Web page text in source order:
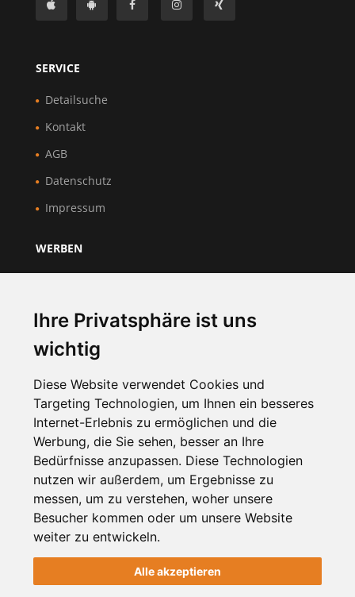
Ihre Privatsphäre ist uns
wichtig
Diese Website verwendet Cookies und
Targeting Technologien, um Ihnen ein besseres
Internet-Erlebnis zu ermöglichen und die
Werbung, die Sie sehen, besser an Ihre
Bedürfnisse anzupassen. Diese Technologien
nutzen wir außerdem, um Ergebnisse zu
messen, um zu verstehen, woher unsere
Besucher kommen oder um unsere Website
weiter zu entwickeln.
Alle akzeptieren
SERVICE
Detailsuche
Kontakt
AGB
Datenschutz
Impressum
WERBEN
Unternehmen registrieren
NEWSLETTER